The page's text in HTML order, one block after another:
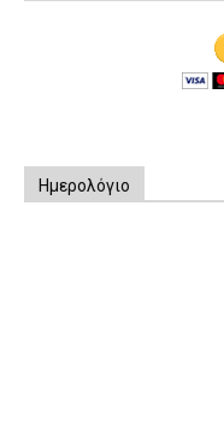
Ημερολόγιο